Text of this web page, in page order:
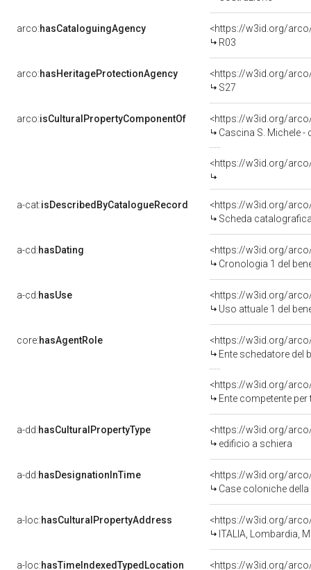
arco:hasCataloguingAgency
<https://w3id.org/
R03
arco:hasHeritageProtectionAgency
<https://w3id.org/
S27
arco:isCulturalPropertyComponentOf
<https://w3id.org/
Cascina S. Michele
<https://w3id.org/
a-cat:isDescribedByCatalogueRecord
<https://w3id.org/
Scheda
a-cd:hasDating
<https://w3id.org/
Cronologia 1 del
a-cd:hasUse
<https://w3id.org/
Uso attuale 1 del
core:hasAgentRole
<https://w3id.org/
Ente schedatore del
<https://w3id.org/
Ente competente per
a-dd:hasCulturalPropertyType
edificio a schiera
a-dd:hasDesignationInTime
Case coloniche
a-loc:hasCulturalPropertyAddress
<https://w3id.org/
ITALIA, Lombardia,
a-loc:hasTimeIndexedTypedLocation <https://w3id.org/